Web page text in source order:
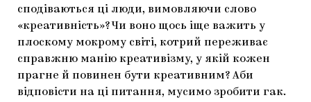
сподіваються ці люди, вимовляючи слово
«креативність»? Чи воно щось іще важить у
плоскому мокрому світі, котрий переживає
справжню манію креативізму, у якій кожен
прагне й повинен бути креативним? Аби
відповісти на ці питання, мусимо зробити гак.